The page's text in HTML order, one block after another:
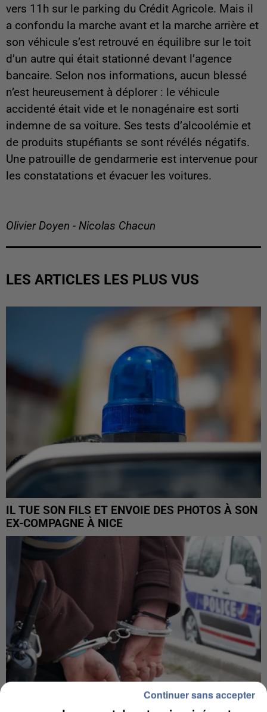
vers 11h sur le parking du Crédit Agricole. Mais il
a confondu la marche avant et la marche arrière et
son véhicule s’est retrouvé en équilibre sur le toit
d’un autre qui était stationné devant l’agence
bancaire. Selon nos informations, aucun blessé
n’est heureusement à déplorer : le véhicule
accidenté était vide et le nonagénaire est sorti
indemne de sa voiture. Ses tests d’alcoolémie et
de produits stupéfiants se sont révélés négatifs.
Une patrouille de gendarmerie est intervenue pour
les constatations et évacuer les voitures.
Olivier Doyen - Nicolas Chacun
LES ARTICLES LES PLUS VUS
IL TUE SON FILS ET ENVOIE DES PHOTOS À SON
EX-COMPAGNE À NICE
Continuer sans accepter